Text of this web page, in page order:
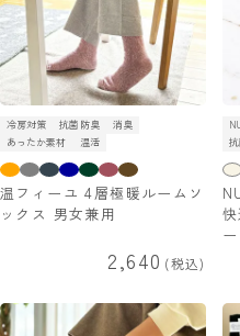
冷房対策 抗菌防臭
消臭
あったか素材
温活
温フィーユ 4層極暖ルームソ
ックス 男女兼用
2,640 税込